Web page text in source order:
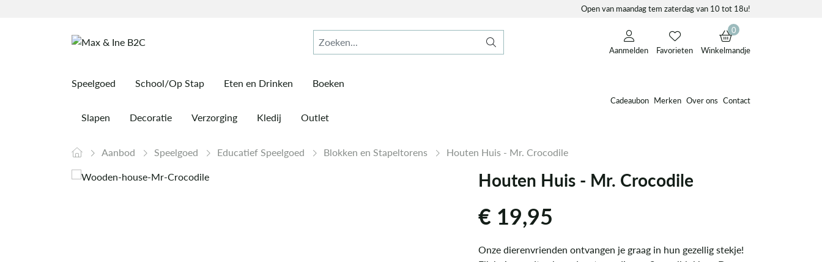
Open van maandag tem zaterdag van 10 tot 18u!
Aanmelden Favorieten
0
Winkelmandje
Speelgoed School/Op Stap Eten en Drinken Boeken
Slapen Decoratie Verzorging Kledij Outlet
Cadeaubon Merken Over ons Contact
Aanbod Speelgoed Educatief Speelgoed Blokken en Stapeltorens Houten Huis - Mr. Crocodile
Houten Huis - Mr. Crocodile
€ 19,95
Onze dierenvrienden ontvangen je graag in hun gezellig stekje!